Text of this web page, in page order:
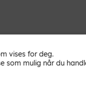
vises for deg.
som mulig når du